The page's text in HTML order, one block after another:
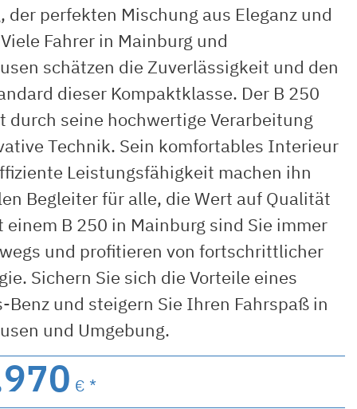
der perfekten Mischung aus Eleganz und
Fahrer in Mainburg und
schätzen die Zuverlässigkeit und den
dieser Kompaktklasse. Der B 250
durch seine hochwertige Verarbeitung
Technik. Sein komfortables Interieur
Leistungsfähigkeit machen ihn
Begleiter für alle, die Wert auf Qualität
einem B 250 in Mainburg sind Sie immer
und profitieren von fortschrittlicher
Sichern Sie sich die Vorteile eines
Benz und steigern Sie Ihren Fahrspaß in
und Umgebung.
€ *